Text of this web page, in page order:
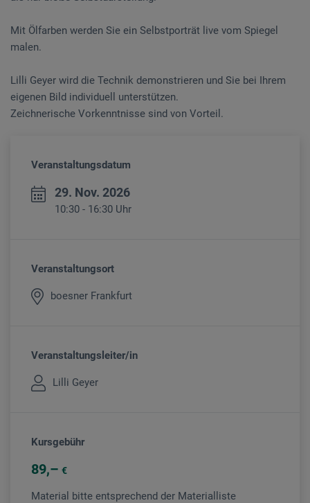
Mit Ölfarben werden Sie ein Selbstporträt live vom Spiegel
malen.
Lilli Geyer wird die Technik demonstrieren und Sie bei Ihrem
eigenen Bild individuell unterstützen.
Zeichnerische Vorkenntnisse sind von Vorteil.
Veranstaltungsdatum
29. Nov. 2026
10:30 - 16:30 Uhr
Veranstaltungsort
boesner Frankfurt
Veranstaltungsleiter/in
Lilli Geyer
Kursgebühr
89 €
Material bitte entsprechend der Materialliste